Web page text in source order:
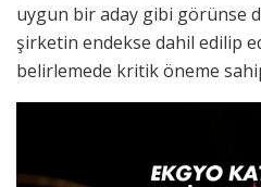
uygun bir aday gibi görünse
şirketin endekse dahil edilip
belirlemede kritik öneme